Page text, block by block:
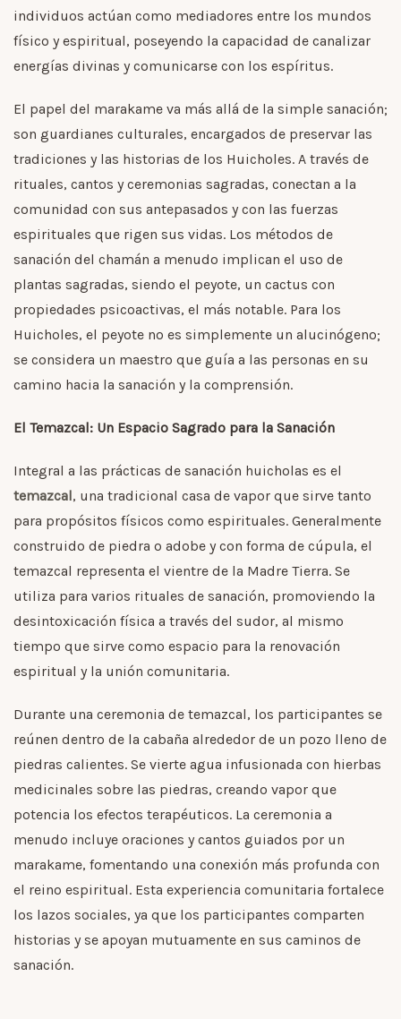
individuos actúan como mediadores entre los mundos
físico y espiritual, poseyendo la capacidad de canalizar
energías divinas y comunicarse con los espíritus.
El papel del marakame va más allá de la simple sanación;
son guardianes culturales, encargados de preservar las
tradiciones y las historias de los Huicholes. A través de
rituales, cantos y ceremonias sagradas, conectan a la
comunidad con sus antepasados y con las fuerzas
espirituales que rigen sus vidas. Los métodos de
sanación del chamán a menudo implican el uso de
plantas sagradas, siendo el peyote, un cactus con
propiedades psicoactivas, el más notable. Para los
Huicholes, el peyote no es simplemente un alucinógeno;
se considera un maestro que guía a las personas en su
camino hacia la sanación y la comprensión.
El Temazcal: Un Espacio Sagrado para la Sanación
Integral a las prácticas de sanación huicholas es el
temazcal, una tradicional casa de vapor que sirve tanto
para propósitos físicos como espirituales. Generalmente
construido de piedra o adobe y con forma de cúpula, el
temazcal representa el vientre de la Madre Tierra. Se
utiliza para varios rituales de sanación, promoviendo la
desintoxicación física a través del sudor, al mismo
tiempo que sirve como espacio para la renovación
espiritual y la unión comunitaria.
Durante una ceremonia de temazcal, los participantes se
reúnen dentro de la cabaña alrededor de un pozo lleno de
piedras calientes. Se vierte agua infusionada con hierbas
medicinales sobre las piedras, creando vapor que
potencia los efectos terapéuticos. La ceremonia a
menudo incluye oraciones y cantos guiados por un
marakame, fomentando una conexión más profunda con
el reino espiritual. Esta experiencia comunitaria fortalece
los lazos sociales, ya que los participantes comparten
historias y se apoyan mutuamente en sus caminos de
sanación.